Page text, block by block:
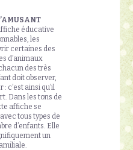
éducative
les
certaines des
d’animaux
des très
doit observer,
c’est ainsi qu’il
Dans les tons de
affiche se
tous types de
d’enfants. Elle
un